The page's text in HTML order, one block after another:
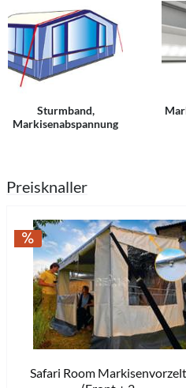
Sturmband,
Markisenabspannung
Preisknaller
Safari Room